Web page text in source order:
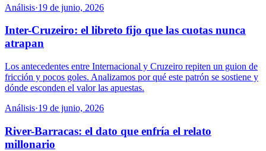
Análisis·19 de junio, 2026
Inter-Cruzeiro: el libreto fijo que las cuotas nunca
atrapan
Los antecedentes entre Internacional y Cruzeiro repiten un guion de
fricción y pocos goles. Analizamos por qué este patrón se sostiene y
dónde esconden el valor las apuestas.
Análisis·19 de junio, 2026
River-Barracas: el dato que enfría el relato
millonario